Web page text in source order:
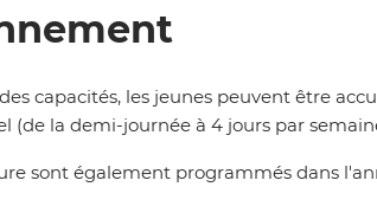
capacités, les jeunes peuvent être
(de la demi-journée à 4 jours par
sont également programmés dans